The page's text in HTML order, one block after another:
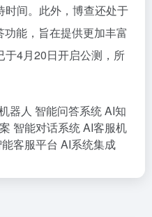
时间。此外，博查还处于
能，旨在提供更加丰富
于4月20日开启公测，所
器人 智能问答系统AI知
智能对话系统AI客服机
客服平台 AI系统集成